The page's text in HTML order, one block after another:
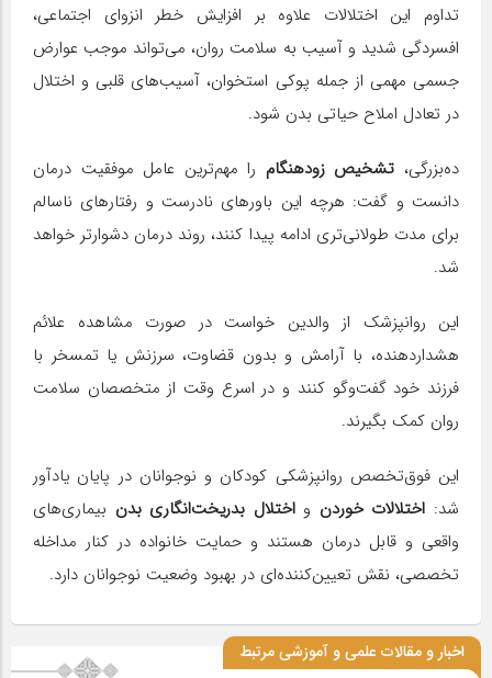
تداوم این اختلالات علاوه بر افزایش خطر انزوای اجتماعی،
افسردگی شدید و آسیب به سلامت روان، می‌تواند موجب عوارض
جسمی مهمی از جمله پوکی استخوان، آسیب‌های قلبی و اختلال
در تعادل املاح حیاتی بدن شود.
ده‌بزرگی، تشخیص زودهنگام را مهم‌ترین عامل موفقیت درمان
دانست و گفت: هرچه این باورهای نادرست و رفتارهای ناسالم
برای مدت طولانی‌تری ادامه پیدا کنند، روند درمان دشوارتر خواهد
شد.
این روانپزشک از والدین خواست در صورت مشاهده علائم
هشداردهنده، با آرامش و بدون قضاوت، سرزنش یا تمسخر با
فرزند خود گفت‌وگو کنند و در اسرع وقت از متخصصان سلامت
روان کمک بگیرند.
این فوق‌تخصص روانپزشکی کودکان و نوجوانان در پایان یادآور
شد: اختلالات خوردن واختلال بدریخت‌انگاری بدن بیماری‌های
واقعی و قابل درمان هستند و حمایت خانواده در کنار مداخله
تخصصی، نقش تعیین‌کننده‌ای در بهبود وضعیت نوجوانان دارد.
اخبار و مقالات علمی و آموزشی مرتبط